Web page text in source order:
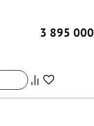
3 895 000